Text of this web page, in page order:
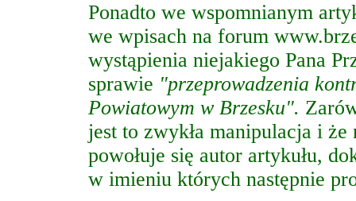
Ponadto we wspomnianym
we wpisach na forum
wystąpienia niejakiego Pana
sprawie "przeprowadzenia
Powiatowym w Brzesku".
jest to zwykła manipulacja i
powołuje się autor artykułu,
w imieniu których następnie